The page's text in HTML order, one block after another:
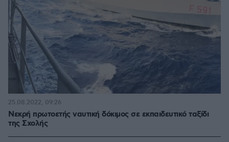
Νεκρή πρωτοετής ναυτική δόκιμος σε εκπαιδευτικό ταξίδι
της Σχολής
25.08.2022, 09:26